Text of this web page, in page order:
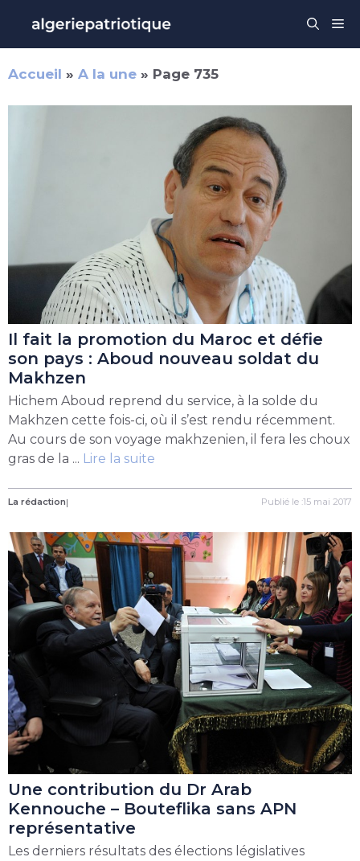
contenu
Accueil » A la une » Page 735
Il fait la promotion du Maroc et défie
son pays : Aboud nouveau soldat du
Makhzen
Hichem Aboud reprend du service, à la solde du
Makhzen cette fois-ci, où il s’est rendu récemment.
Au cours de son voyage makhzenien, il fera les choux
gras de la ... Lire la suite
La rédaction| Publié le :15 mai 2017
Une contribution du Dr Arab
Kennouche – Bouteflika sans APN
représentative
Les derniers résultats des élections législatives